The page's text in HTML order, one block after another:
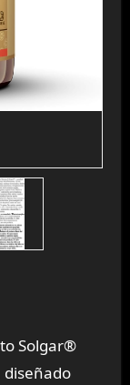
Solgar®
diseñado